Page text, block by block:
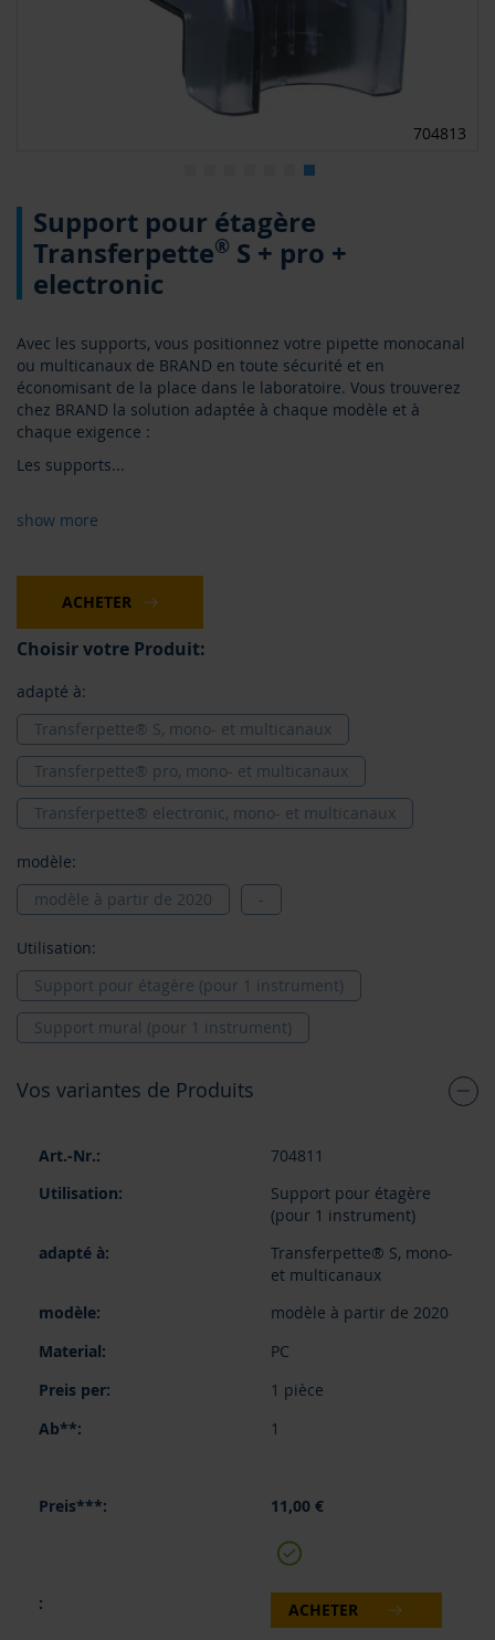
704813
the
beginning
the
gallery
Support pour étagère
Transferpette® S + pro +
electronic
Avec les supports, vous positionnez votre pipette monocanal
ou multicanaux de BRAND en toute sécurité et en
économisant de la place dans le laboratoire. Vous trouverez
chez BRAND la solution adaptée à chaque modèle et à
chaque exigence :
Les supports...
show more
ACHETER
Choisir votre Produit:
adapté à:
Transferpette® S, mono- et multicanaux
Transferpette® pro, mono- et multicanaux
Transferpette® electronic, mono- et multicanaux
modèle:
modèle à partir de 2020
-
Utilisation:
Support pour étagère (pour 1 instrument)
Support mural (pour 1 instrument)
Vos variantes de Produits
produit
groupé
704811
Support pour étagère
(pour 1 instrument)
Transferpette® S, mono-
et multicanaux
modèle à partir de 2020
PC
1 pièce
1
11,00 €
ACHETER